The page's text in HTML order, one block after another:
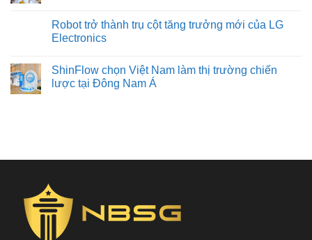
Robot trở thành trụ cột tăng trưởng mới của LG
Electronics
ShinFlow chọn Việt Nam làm thị trường chiến
lược tại Đông Nam Á